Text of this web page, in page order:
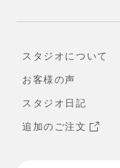
スタジオについて
お客様の声
スタジオ日記
追加のご注文